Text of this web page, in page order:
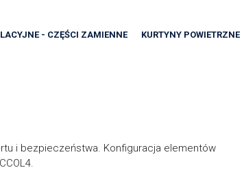
- CZĘŚCI ZAMIENNE KURTYNY POWIETRZNE
i bezpieczeństwa. Konfiguracja elementów